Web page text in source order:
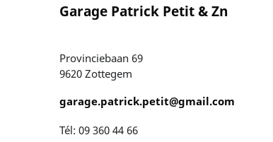
Garage Patrick Petit & Zn
Provinciebaan 69
9620 Zottegem
garage.patrick.petit@gmail.com
Tél: 09 360 44 66